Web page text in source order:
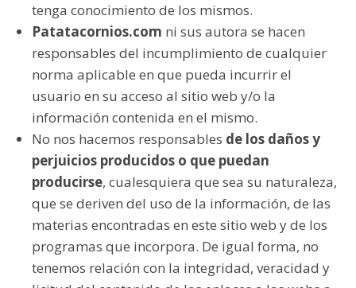
tenga conocimiento de los mismos.
Patatacornios.com ni sus autora se hacen
responsables del incumplimiento de cualquier
norma aplicable en que pueda incurrir el
usuario en su acceso al sitio web y/o la
información contenida en el mismo.
No nos hacemos responsables de los daños y
perjuicios producidos o que puedan
producirse, cualesquiera que sea su naturaleza,
que se deriven del uso de la información, de las
materias encontradas en este sitio web y de los
programas que incorpora. De igual forma, no
tenemos relación con la integridad, veracidad y